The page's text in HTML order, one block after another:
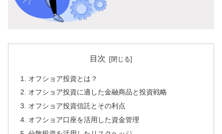
目次
オフショア投資とは？
オフショア投資に適した⾦融商品と投資戦略
オフショア投資信託とその利点
オフショア⼝座を活⽤した資⾦管理